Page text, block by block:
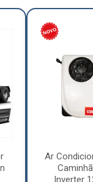
Ar
Inverter